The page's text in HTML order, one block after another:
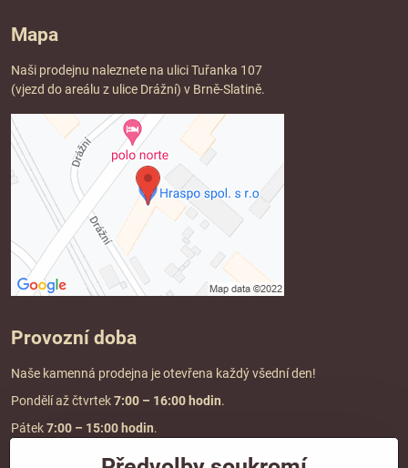
Mapa
Naši prodejnu naleznete na ulici Tuřanka 107
(vjezd do areálu z ulice Drážní) v Brně-Slatině.
Provozní doba
Naše kamenná prodejna je otevřena každý všední den!
Pondělí až čtvrtek7:00 – 16:00 hodin.
Pátek7:00 – 15:00 hodin.